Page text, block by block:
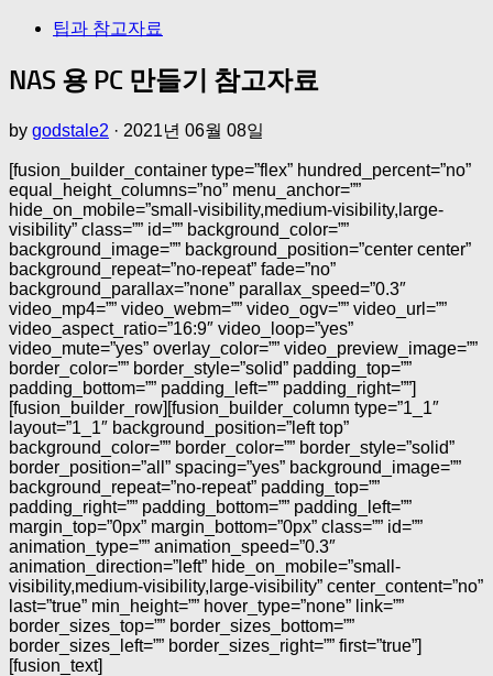
팁과 참고자료
NAS 용 PC 만들기 참고자료
by godstale2 · 2021년 06월 08일
[fusion_builder_container type=”flex” hundred_percent=”no”
equal_height_columns=”no” menu_anchor=””
hide_on_mobile=”small-visibility,medium-visibility,large-
visibility” class=”” id=”” background_color=””
background_image=”” background_position=”center center”
background_repeat=”no-repeat” fade=”no”
background_parallax=”none” parallax_speed=”0.3″
video_mp4=”” video_webm=”” video_ogv=”” video_url=””
video_aspect_ratio=”16:9″ video_loop=”yes”
video_mute=”yes” overlay_color=”” video_preview_image=””
border_color=”” border_style=”solid” padding_top=””
padding_bottom=”” padding_left=”” padding_right=””]
[fusion_builder_row][fusion_builder_column type=”1_1″
layout=”1_1″ background_position=”left top”
background_color=”” border_color=”” border_style=”solid”
border_position=”all” spacing=”yes” background_image=””
background_repeat=”no-repeat” padding_top=””
padding_right=”” padding_bottom=”” padding_left=””
margin_top=”0px” margin_bottom=”0px” class=”” id=””
animation_type=”” animation_speed=”0.3″
animation_direction=”left” hide_on_mobile=”small-
visibility,medium-visibility,large-visibility” center_content=”no”
last=”true” min_height=”” hover_type=”none” link=””
border_sizes_top=”” border_sizes_bottom=””
border_sizes_left=”” border_sizes_right=”” first=”true”]
[fusion_text]